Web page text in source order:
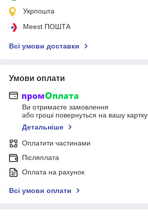
Укрпошта
Meest ПОШТА
Всі умови доставки
Умови оплати
Ви отримаєте замовлення
або гроші повернуться на вашу картку
Детальніше
Оплатити частинами
Післяплата
Оплата на рахунок
Всі умови оплати